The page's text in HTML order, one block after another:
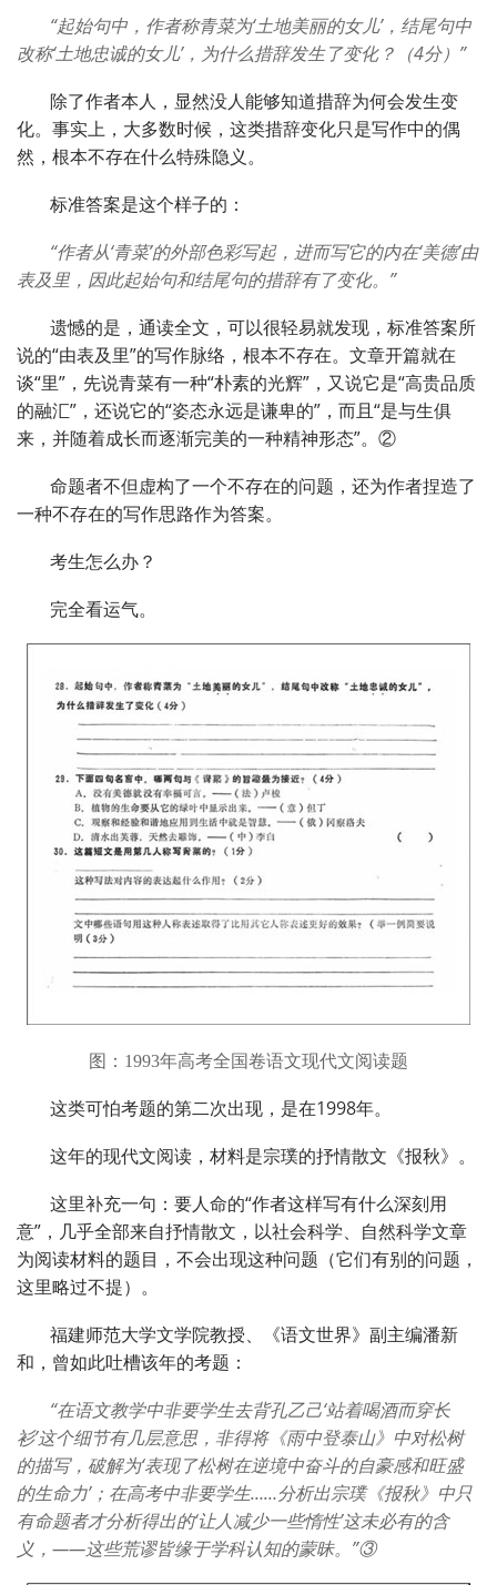
“起始句中，作者称青菜为‘土地美丽的女儿’，结尾句中
改称‘土地忠诚的女儿’，为什么措辞发生了变化？（4分）”
除了作者本人，显然没人能够知道措辞为何会发生变
化。事实上，大多数时候，这类措辞变化只是写作中的偶
然，根本不存在什么特殊隐义。
标准答案是这个样子的：
“作者从‘青菜’的外部色彩写起，进而写它的内在‘美德’由
表及里，因此起始句和结尾句的措辞有了变化。”
遗憾的是，通读全文，可以很轻易就发现，标准答案所
说的“由表及里”的写作脉络，根本不存在。文章开篇就在
谈“里”，先说青菜有一种“朴素的光辉”，又说它是“高贵品质
的融汇”，还说它的“姿态永远是谦卑的”，而且“是与生俱
来，并随着成长而逐渐完美的一种精神形态”。②
命题者不但虚构了一个不存在的问题，还为作者捏造了
一种不存在的写作思路作为答案。
考生怎么办？
完全看运气。
图：1993年高考全国卷语文现代文阅读题
这类可怕考题的第二次出现，是在1998年。
这年的现代文阅读，材料是宗璞的抒情散文《报秋》。
这里补充一句：要人命的“作者这样写有什么深刻用
意”，几乎全部来自抒情散文，以社会科学、自然科学文章
为阅读材料的题目，不会出现这种问题（它们有别的问题，
这里略过不提）。
福建师范大学文学院教授、《语文世界》副主编潘新
和，曾如此吐槽该年的考题：
“在语文教学中非要学生去背孔乙己‘站着喝酒而穿长
衫’这个细节有几层意思，非得将《雨中登泰山》中对松树
的描写，破解为‘表现了松树在逆境中奋斗的自豪感和旺盛
的生命力’；在高考中非要学生……分析出宗璞《报秋》中只
有命题者才分析得出的‘让人减少一些惰性’这未必有的含
义，——这些荒谬皆缘于学科认知的蒙昧。”③